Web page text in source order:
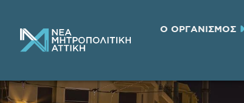
Ο ΟΡΓΑΝΙΣΜΟΣ